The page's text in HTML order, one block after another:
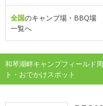
全国のキャンプ場・BBQ場
一覧へ
和琴湖畔キャンプフィールド
ト・おでかけスポット